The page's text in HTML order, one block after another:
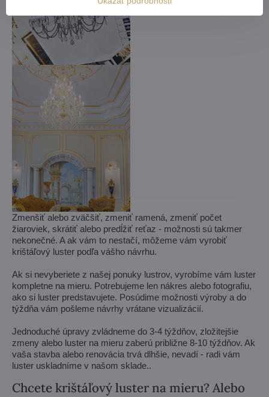
Zmenšiť alebo zväčšiť, zmeniť ramená, zmeniť počet
žiaroviek, skrátiť alebo predĺžiť reťaz - možnosti sú takmer
nekonečné. A ak vám to nestačí, môžeme vám vyrobiť
krištáľový luster podľa vášho návrhu.
Ak si nevyberiete z našej ponuky lustrov, vyrobíme vám luster
kompletne na mieru. Potrebujeme len nákres alebo fotografiu,
ako si luster predstavujete. Posúdime možnosti výroby a do
týždňa vám pošleme návrhy vrátane vizualizácií.
Jednoduché úpravy zvládneme do 3-4 týždňov, zložitejšie
zmeny alebo luster na mieru zaberú približne 8-10 týždňov. Ak
vaša stavba alebo renovácia trvá dlhšie, nevadí - radi vám
luster uskladníme v našom sklade..
Chcete krištáľový luster na mieru? Alebo